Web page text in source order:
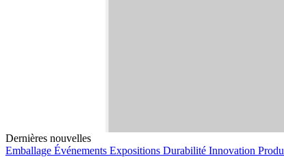
Dernières nouvelles
Emballage Événements Expositions Durabilité Innovation